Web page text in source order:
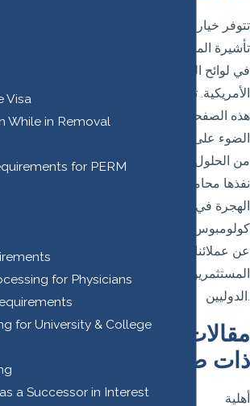
تتوفر خيارات
تأشيرة المستثمر
في لوائح الهجرة
الأمريكية. تسلط
هذه الصفحة
الضوء على العديد
من الحلول التي
نفذها محامو
الهجرة في
كولومبوس نيابة
عن عملائنا من
المستثمرين
الدوليين.
مقالات
ذات صلة
Visa
While in Removal
for PERM
for Physicians
for University & College
a Successor in Interest